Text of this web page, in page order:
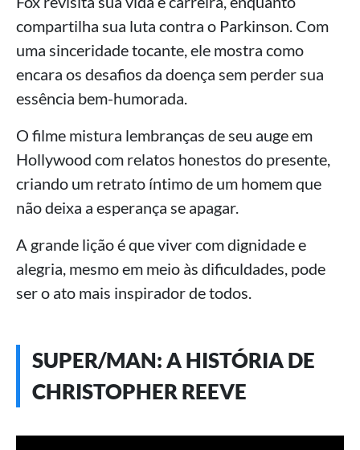
compartilha sua luta contra o Parkinson. Com
uma sinceridade tocante, ele mostra como
encara os desafios da doença sem perder sua
essência bem-humorada.
O filme mistura lembranças de seu auge em
Hollywood com relatos honestos do presente,
criando um retrato íntimo de um homem que
não deixa a esperança se apagar.
A grande lição é que viver com dignidade e
alegria, mesmo em meio às dificuldades, pode
ser o ato mais inspirador de todos.
SUPER/MAN: A HISTÓRIA DE
CHRISTOPHER REEVE